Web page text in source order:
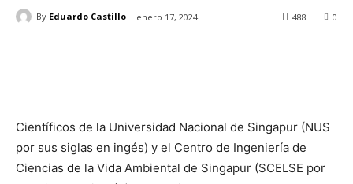
By Eduardo Castillo enero 17, 2024 0
488
Científicos de la Universidad Nacional de Singapur (NUS
por sus siglas en ingés) y el Centro de Ingeniería de
Ciencias de la Vida Ambiental de Singapur (SCELSE por